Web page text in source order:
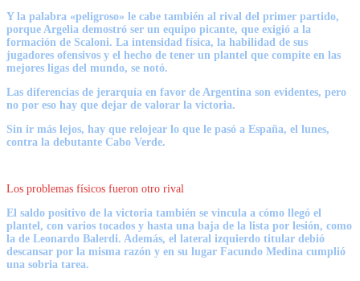
Y la palabra «peligroso» le cabe también al rival del primer partido,
porque Argelia demostró ser un equipo picante, que exigió a la
formación de Scaloni. La intensidad física, la habilidad de sus
jugadores ofensivos y el hecho de tener un plantel que compite en las
mejores ligas del mundo, se notó.
Las diferencias de jerarquía en favor de Argentina son evidentes, pero
no por eso hay que dejar de valorar la victoria.
Sin ir más lejos, hay que relojear lo que le pasó a España, el lunes,
contra la debutante Cabo Verde.
Los problemas físicos fueron otro rival
El saldo positivo de la victoria también se vincula a cómo llegó el
plantel, con varios tocados y hasta una baja de la lista por lesión, como
la de Leonardo Balerdi. Además, el lateral izquierdo titular debió
descansar por la misma razón y en su lugar Facundo Medina cumplió
una sobria tarea.